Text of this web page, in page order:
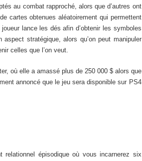
au combat rapproché, alors que d’autres ont
cartes obtenues aléatoirement qui permettent
lance les dés afin d’obtenir les symboles
stratégique, alors qu’on peut manipuler
celles que l’on veut.
où elle a amassé plus de 250 000 $ alors que
annoncé que le jeu sera disponible sur PS4
épisodique où vous incarnerez six